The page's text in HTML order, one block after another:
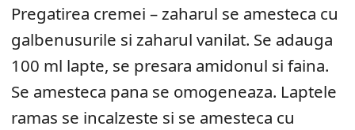
Pregatirea cremei – zaharul se amesteca cu
galbenusurile si zaharul vanilat. Se adauga
100 ml lapte, se presara amidonul si faina.
Se amesteca pana se omogeneaza. Laptele
ramas se incalzeste si se amesteca cu